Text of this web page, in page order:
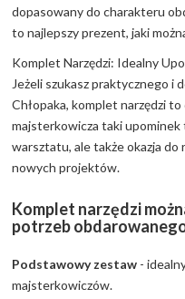
dopasowany do charakteru
to najlepszy prezent, jaki
Komplet Narzędzi: Idealny
Jeżeli szukasz praktycznego i
Chłopaka, komplet narzędzi
majsterkowicza taki
warsztatu, ale także okazja do
nowych projektów.
Komplet narzędzi
potrzeb
Podstawowy zestaw -
majsterkowiczów.